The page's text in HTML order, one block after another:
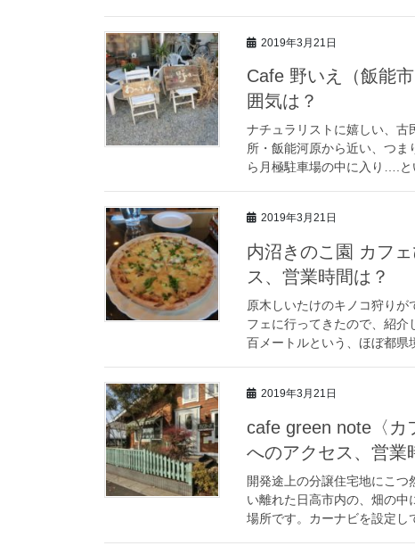
2019年3月21日
Cafe 野いえ（飯能
囲気は？
ナチュラリストに嬉しい、古
所・飯能河原から近い、つ
ら月極駐車場の中に入り….
2019年3月21日
内沼きのこ園 カフ
ス、営業時間は？
原木しいたけのキノコ狩り
フェに行ってきたので、紹
百メートルという、ほぼ都
2019年3月21日
cafe green note〈カ
へのアクセス、営業
開発途上の分譲住宅地にこ
い離れた日高市内の、畑の
場所です。カーナビを設定